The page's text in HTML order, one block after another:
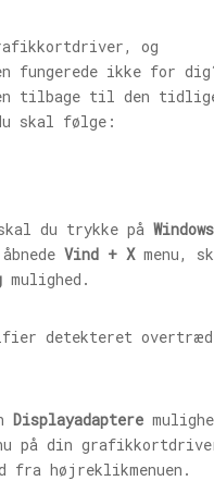
og
fungerede ikke for
tilbage til den
skal følge:
du trykke på
Vind + Xmenu,
mulighed.
Displayadaptere
på din
fra højreklikmenuen.